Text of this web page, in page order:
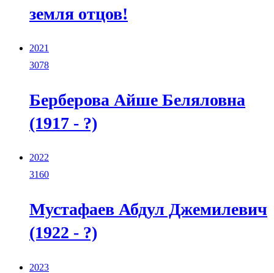
земля отцов!
2021
3078
Берберова Айше Беляловна
(1917 - ?)
2022
3160
Мустафаев Абдул Джемилевич
(1922 - ?)
2023